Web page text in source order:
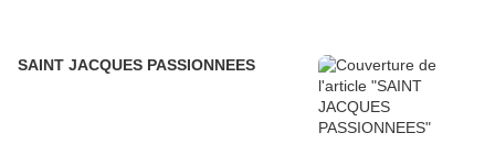
SAINT JACQUES PASSIONNEES